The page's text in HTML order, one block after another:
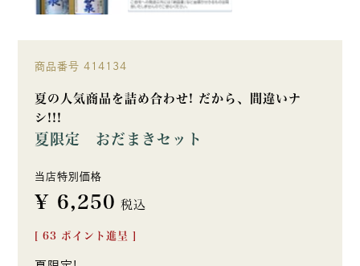
商品番号 414134
夏の人気商品を詰め合わせ! だから、間違いナ
シ!!!
夏限定 おだまきセット
当店特別価格
¥ 6,250 税込
63 ポイント進呈 ]